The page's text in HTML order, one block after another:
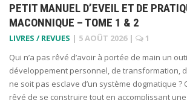
PETIT MANUEL D’EVEIL ET DE
MACONNIQUE – TOME 1 & 2
LIVRES / REVUES | 5 AOÛT 2026 |
1
Qui n’a pas rêvé d’avoir à portée de main un
développement personnel, de transformation,
ne soit pas esclave d’un système dogmatique ?
rêvé de se construire tout en accomplissant